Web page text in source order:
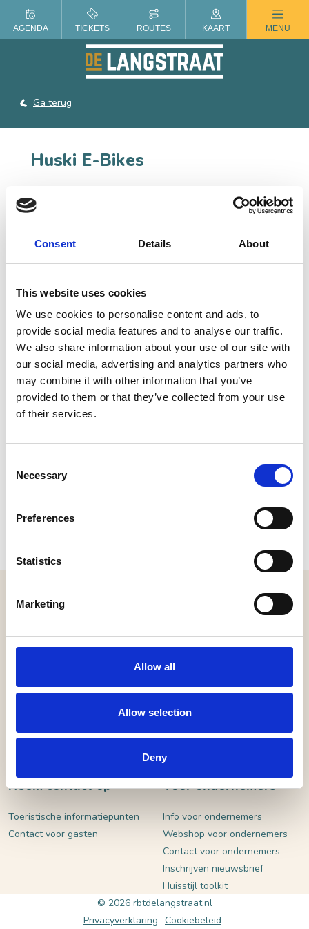
Consent Details About
This website uses cookies
We use cookies to personalise content and ads, to
provide social media features and to analyse our traffic.
We also share information about your use of our site with
our social media, advertising and analytics partners who
may combine it with other information that you’ve
provided to them or that they’ve collected from your use
of their services.
Selection
Necessary
Preferences
Statistics
Marketing
Allow all
Allow selection
Deny
ZOMER IN DE LANGSTRAAT
Ga terug
Huski E-Bikes
Huski E-bikes is een conceptstore van premium-merk e-
bikes. Je kunt er terecht voor de verkoop, onderhoud,
lease en huur van diverse fietsen.
De Hoogt 34, 5175 AX Loon op Zand
Bel: 0416-537250|Stuur een e-mail
Plan je route
Bekijk website
Neem contact op
Toeristische informatiepunten
Contact voor gasten
Voor ondernemers
Info voor ondernemers
Webshop voor ondernemers
Contact voor ondernemers
Inschrijven nieuwsbrief
Huisstijl toolkit
© 2026 rbtdelangstraat.nl
Privacyverklaring Cookiebeleid
AGENDA TICKETS ROUTES KAART MENU